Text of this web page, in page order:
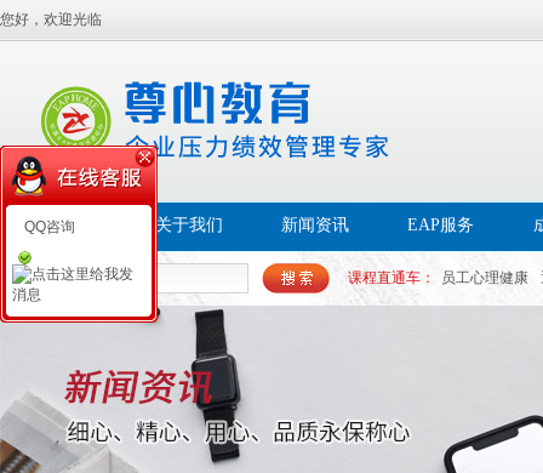
您好，欢迎光临
首页 关于我们 新闻资讯 EAP服务
课程直通车： 员工心理健康
帮扶EAP
员工幸福感
白领
QQ咨询